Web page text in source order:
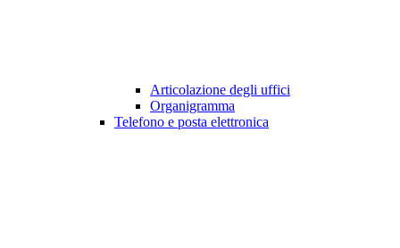
Articolazione degli uffici
Organigramma
Telefono e posta elettronica